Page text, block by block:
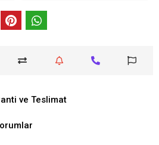
ve Teslimat